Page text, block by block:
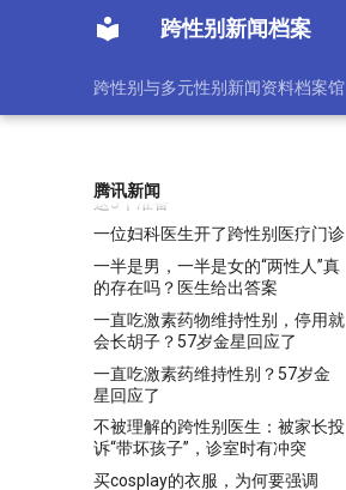
跨性别新闻档案
跨性别与多元性别新闻资料档案馆
腾讯新闻
男女异装，比电视剧精彩多了！
体？医生：不奇怪，要想变性做好
这3个准备
一位妇科医生开了跨性别医疗门诊
一半是男，一半是女的“两性人”真
的存在吗？医生给出答案
一直吃激素药物维持性别，停用就
会长胡子？57岁金星回应了
一直吃激素药维持性别？57岁金
星回应了
不被理解的跨性别医生：被家长投
诉“带坏孩子”，诊室时有冲突
买cosplay的衣服，为何要强调